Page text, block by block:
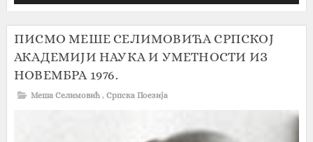
ПИСМО МЕШЕ СЕЛИМОВИЋА СРПСКОЈ
АКАДЕМИЈИ НАУКА И УМЕТНОСТИ ИЗ
НОВЕМБРА 1976.
Меша Селимовић , Српска Поезија